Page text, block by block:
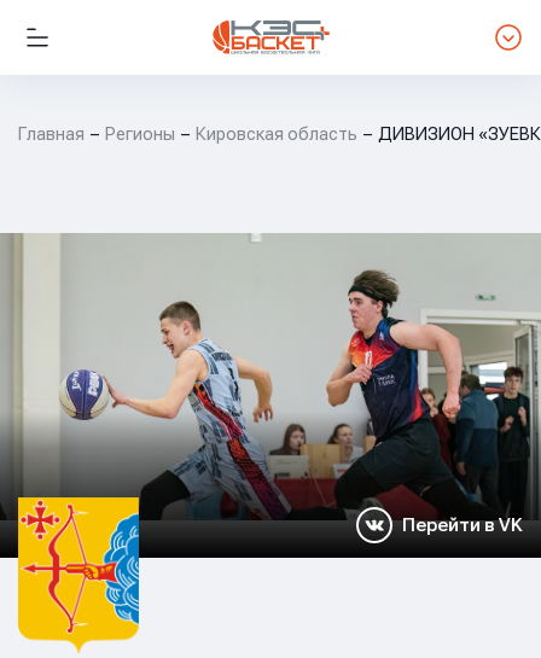
Главная Регионы Кировская область ДИВИЗИОН
Перейти в VK